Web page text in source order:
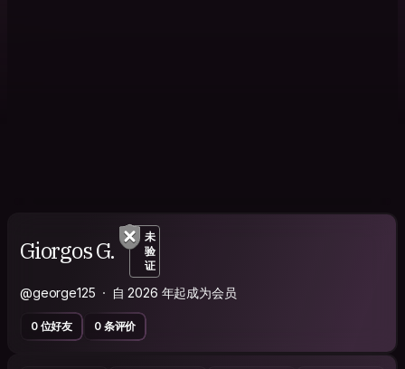
Giorgos G.
未
验
证
@george125 自 2026 年起成为会员
0 位好友 0 条评价